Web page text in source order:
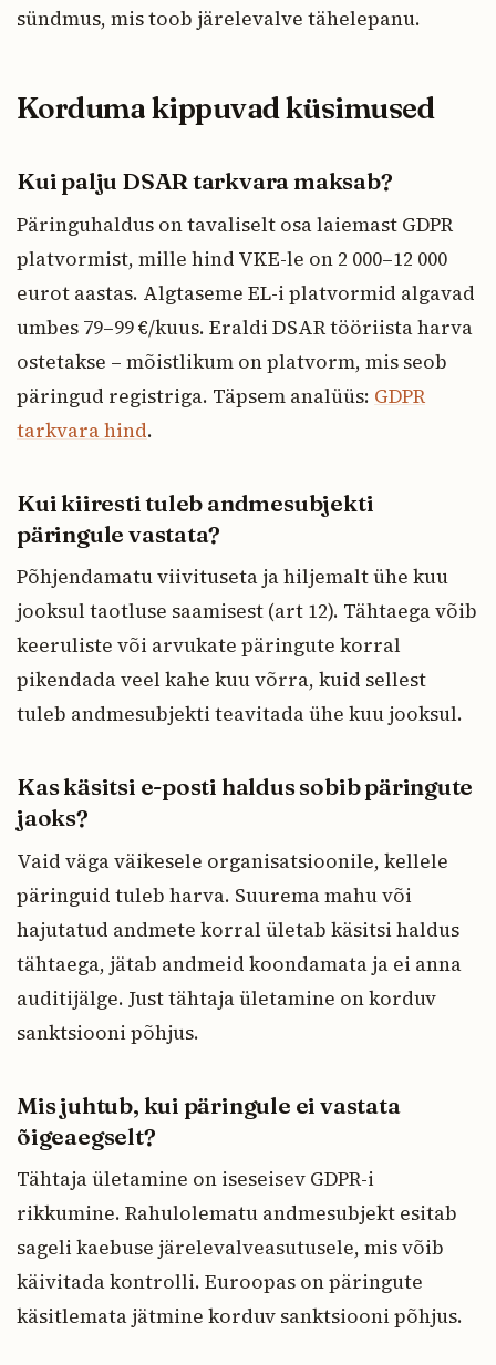
sündmus, mis toob järelevalve tähelepanu.
Korduma kippuvad küsimused
Kui palju DSAR tarkvara maksab?
Päringuhaldus on tavaliselt osa laiemast GDPR
platvormist, mille hind VKE-le on 2 000–12 000
eurot aastas. Algtaseme EL-i platvormid algavad
umbes 79–99 €/kuus. Eraldi DSAR tööriista harva
ostetakse – mõistlikum on platvorm, mis seob
päringud registriga. Täpsem analüüs: GDPR
tarkvara hind.
Kui kiiresti tuleb andmesubjekti
päringule vastata?
Põhjendamatu viivituseta ja hiljemalt ühe kuu
jooksul taotluse saamisest (art 12). Tähtaega võib
keeruliste või arvukate päringute korral
pikendada veel kahe kuu võrra, kuid sellest
tuleb andmesubjekti teavitada ühe kuu jooksul.
Kas käsitsi e-posti haldus sobib päringute
jaoks?
Vaid väga väikesele organisatsioonile, kellele
päringuid tuleb harva. Suurema mahu või
hajutatud andmete korral ületab käsitsi haldus
tähtaega, jätab andmeid koondamata ja ei anna
auditijälge. Just tähtaja ületamine on korduv
sanktsiooni põhjus.
Mis juhtub, kui päringule ei vastata
õigeaegselt?
Tähtaja ületamine on iseseisev GDPR-i
rikkumine. Rahulolematu andmesubjekt esitab
sageli kaebuse järelevalveasutusele, mis võib
käivitada kontrolli. Euroopas on päringute
käsitlemata jätmine korduv sanktsiooni põhjus.